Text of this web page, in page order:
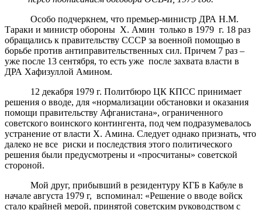
Особо подчеркнем, что премьер-министр ДРА Н.М.
Тараки и министр обороны Х. Амин только в 1979 г. 18 раз
обращались к правительству СССР за военной помощью в
борьбе против антиправительственных сил. Причем 7 раз –
уже после 13 сентября, то есть уже после захвата власти в
ДРА Хафизуллой Амином.
12 декабря 1979 г. Политбюро ЦК КПСС принимает
решения о вводе, для «нормализации обстановки и оказания
помощи правительству Афганистана», ограниченного
советского воинского контингента, под чем подразумевалось
устранение от власти Х. Амина. Следует однако признать, что
далеко не все риски и последствия этого политического
решения были предусмотрены и «просчитаны» советской
стороной.
Мой друг, прибывший в резидентуру КГБ в Кабуле в
начале августа 1979 г, вспоминал: «Решение о вводе войск
стало крайней мерой, принятой советским руководством с